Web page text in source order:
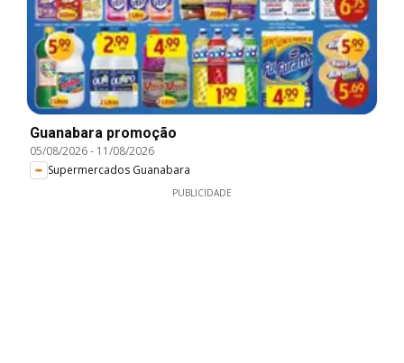
Guanabara promoção
05/08/2026- 11/08/2026
Supermercados Guanabara
PUBLICIDADE